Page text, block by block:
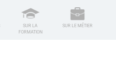
SUR LA
FORMATION
SUR LE MÉTIER